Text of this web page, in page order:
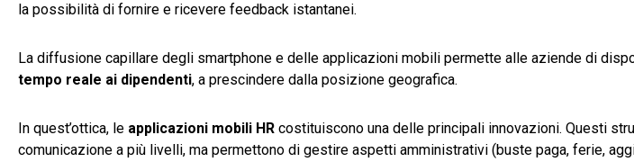
la possibilità di fornire e ricevere feedback istantanei.
La diffusione capillare degli smartphone e delle applicazioni mobili permette alle aziende di
tempo reale ai dipendenti, a prescindere dalla posizione geografica.
In quest’ottica, le applicazioni mobili HR costituiscono una delle principali innovazioni. Questi
comunicazione a più livelli, ma permettono di gestire aspetti amministrativi (buste paga, ferie,